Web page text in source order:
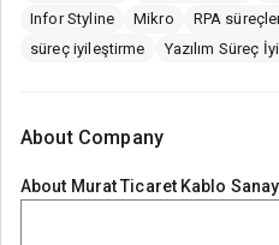
Infor Styline
Mikro RPA
süreç iyileştirme
Yazılım Süreç
About Company
About Murat Ticaret Kablo